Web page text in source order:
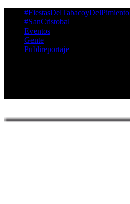
‪#‎FiestasDelTabacoyDelPimiento‬
#SanCristobal
Eventos
Gente
Publireportaje